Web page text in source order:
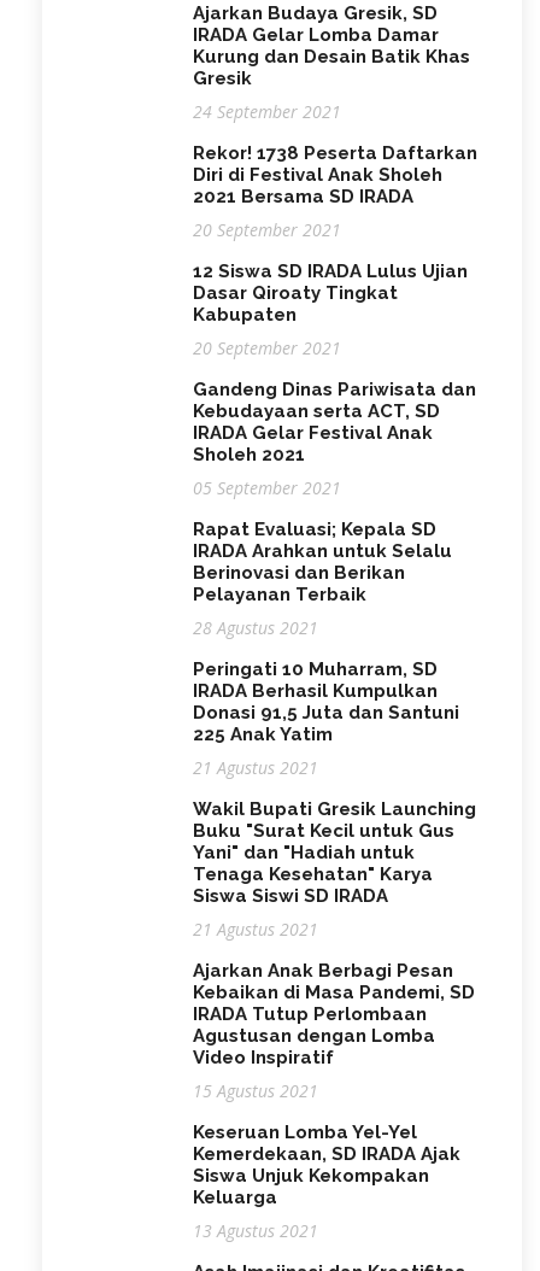
Ajarkan Budaya Gresik, SD
IRADA Gelar Lomba Damar
Kurung dan Desain Batik Khas
Gresik
24 September 2021
Rekor! 1738 Peserta Daftarkan
Diri di Festival Anak Sholeh
2021 Bersama SD IRADA
20 September 2021
12 Siswa SD IRADA Lulus Ujian
Dasar Qiroaty Tingkat
Kabupaten
20 September 2021
Gandeng Dinas Pariwisata dan
Kebudayaan serta ACT, SD
IRADA Gelar Festival Anak
Sholeh 2021
05 September 2021
Rapat Evaluasi; Kepala SD
IRADA Arahkan untuk Selalu
Berinovasi dan Berikan
Pelayanan Terbaik
28 Agustus 2021
Peringati 10 Muharram, SD
IRADA Berhasil Kumpulkan
Donasi 91,5 Juta dan Santuni
225 Anak Yatim
21 Agustus 2021
Wakil Bupati Gresik Launching
Buku "Surat Kecil untuk Gus
Yani" dan "Hadiah untuk
Tenaga Kesehatan" Karya
Siswa Siswi SD IRADA
21 Agustus 2021
Ajarkan Anak Berbagi Pesan
Kebaikan di Masa Pandemi, SD
IRADA Tutup Perlombaan
Agustusan dengan Lomba
Video Inspiratif
15 Agustus 2021
Keseruan Lomba Yel-Yel
Kemerdekaan, SD IRADA Ajak
Siswa Unjuk Kekompakan
Keluarga
13 Agustus 2021